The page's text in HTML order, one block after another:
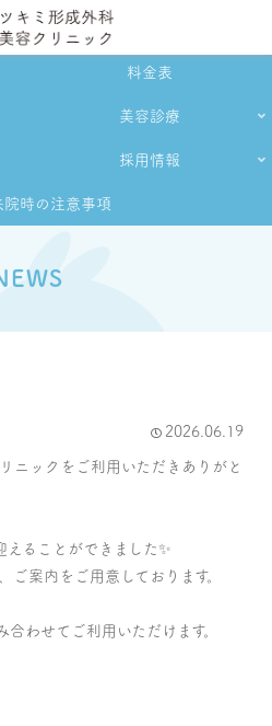
料金表
美容診療
採用情報
院時の注意事項
2026.06.19
ニックをご利用いただきありがと
ることができました✨
ご案内をご用意しております。
わせてご利用いただけます。